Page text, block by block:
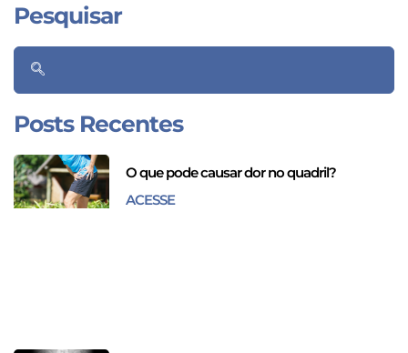
Pesquisar
Posts Recentes
O que pode causar dor no quadril?
ACESSE